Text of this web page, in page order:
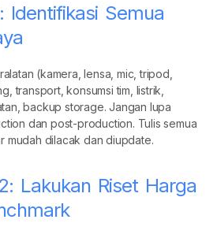
Identifikasi Semua
(kamera, lensa, mic, tripod,
transport, konsumsi tim, listrik,
backup storage. Jangan lupa
dan post-production. Tulis semua
mudah dilacak dan diupdate.
Lakukan Riset Harga